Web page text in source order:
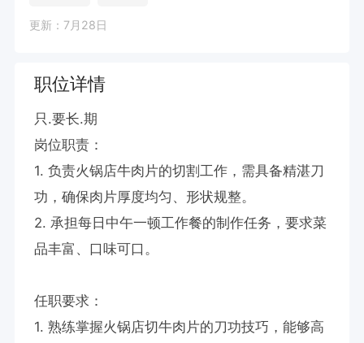
更新：7月28日
职位详情
只.要长.期
岗位职责：
1. 负责火锅店牛肉片的切割工作，需具备精湛刀
功，确保肉片厚度均匀、形状规整。
2. 承担每日中午一顿工作餐的制作任务，要求菜
品丰富、口味可口。
任职要求：
1. 熟练掌握火锅店切牛肉片的刀功技巧，能够高